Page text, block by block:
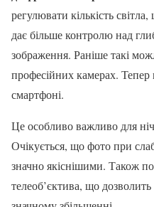
регулювати кількість
дає більше контролю над
зображення. Раніше такі
професійних камерах.
смартфоні.
Це особливо важливо для
Очікується, що фото при
значно якіснішими. Також
телеоб’єктива, що